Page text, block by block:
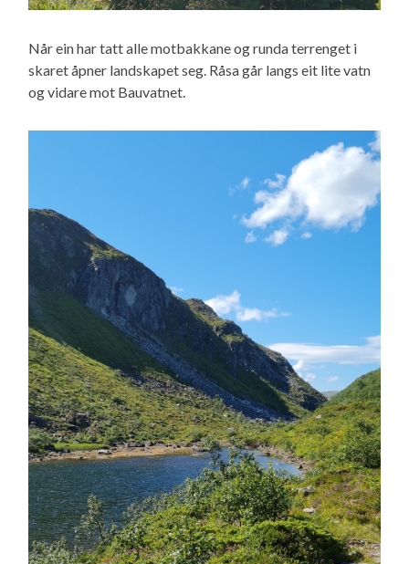
Når ein har tatt alle motbakkane og runda terrenget i
skaret åpner landskapet seg. Råsa går langs eit lite vatn
og vidare mot Bauvatnet.